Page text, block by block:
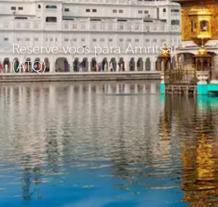
Reserve voos para Amritsar
(ATQ)